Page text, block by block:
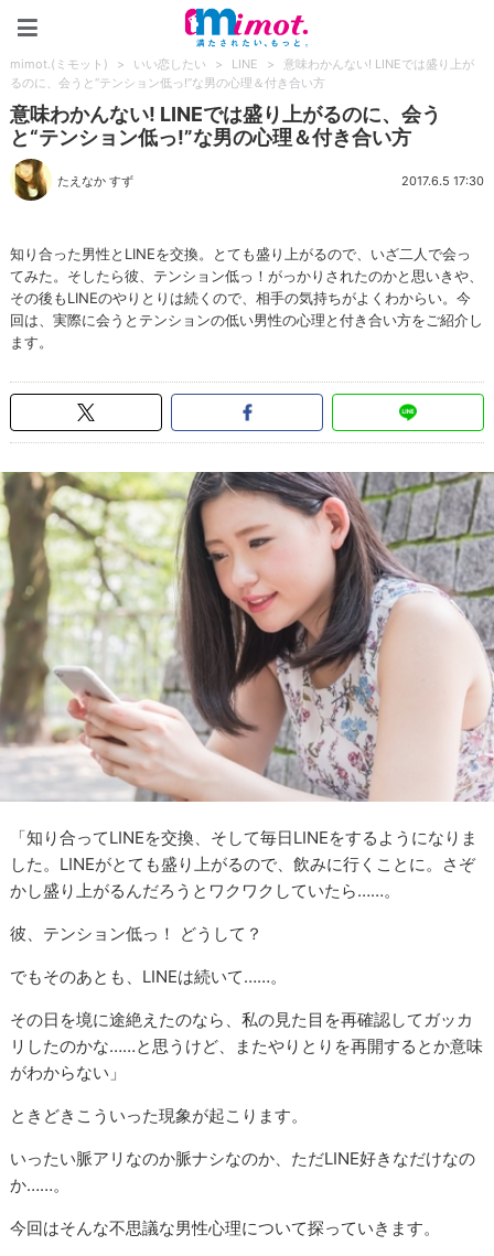
mimot.(ミモット) > いい恋したい > LINE >
意味わかんない! LINEでは盛り上が
るのに、会うと“テンション低っ!”な男の心理＆付き合い方
意味わかんない! LINEでは盛り上がるのに、会う
と“テンション低っ!”な男の心理＆付き合い方
たえなか すず 2017.6.5 17:30
知り合った男性とLINEを交換。とても盛り上がるので、いざ二人で会っ
てみた。そしたら彼、テンション低っ！がっかりされたのかと思いきや、
その後もLINEのやりとりは続くので、相手の気持ちがよくわからい。今
回は、実際に会うとテンションの低い男性の心理と付き合い方をご紹介し
ます。
「知り合ってLINEを交換、そして毎日LINEをするようになりま
した。LINEがとても盛り上がるので、飲みに行くことに。さぞ
かし盛り上がるんだろうとワクワクしていたら……。
彼、テンション低っ！ どうして？
でもそのあとも、LINEは続いて……。
その日を境に途絶えたのなら、私の見た目を再確認してガッカ
リしたのかな……と思うけど、またやりとりを再開するとか意味
がわからない」
ときどきこういった現象が起こります。
いったい脈アリなのか脈ナシなのか、ただLINE好きなだけなの
か……。
今回はそんな不思議な男性心理について探っていきます。